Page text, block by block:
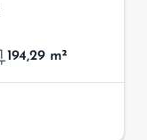
194,29 m²